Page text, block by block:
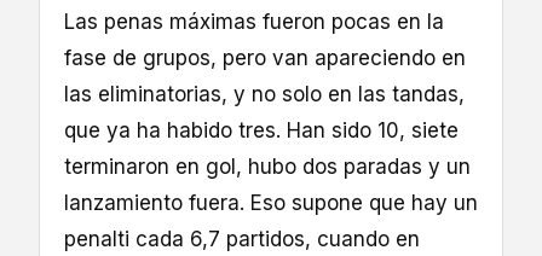
Las penas máximas fueron pocas en la
fase de grupos, pero van apareciendo en
las eliminatorias, y no solo en las tandas,
que ya ha habido tres. Han sido 10, siete
terminaron en gol, hubo dos paradas y un
lanzamiento fuera. Eso supone que hay un
penalti cada 6,7 partidos, cuando en